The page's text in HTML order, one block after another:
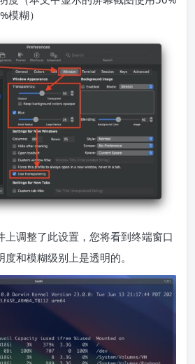
模糊）
上调整了此设置，您将看到终端窗口
和模糊级别上是透明的。